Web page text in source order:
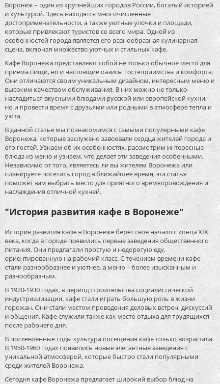
Воронеж – один из крупнейших городов России, богатый историей
и культурой. Здесь находятся многочисленные
достопримечательности, а также уютные улочки и площади,
которые привлекают туристов со всего мира. Одной из
особенностей города является его разнообразная кулинарная
сцена, включая множество уютных и стильных кафе.
Кафе Воронежа представляют собой не только обычное место для
приема пищи, но и настоящие оазисы гостеприимства и комфорта.
Они отличаются своим уникальным дизайном, интересным меню и
высоким качеством обслуживания. В них можно не только
насладиться вкусными блюдами русской или европейской кухни,
но и провести время с друзьями или родными в атмосфере тепла и
уюта.
В данной статье мы познакомимся с самыми популярными кафе
Воронежа, которые заслужено завоевали сердца жителей города и
его гостей. Узнаем об их особенностях, рассмотрим интересные
блюда из меню и узнаем, что делает эти заведения особенными.
Независимо от того, являетесь ли вы жителем Воронежа или
планируете посетить город в ближайшее время, эта статья
поможет вам выбрать место для приятного времяпровождения и
наслаждения отличной кухней.
"История развития кафе в Воронеже"
История развития кафе в Воронеже берет свое начало с конца XIX
века, когда в городе появились первые заведения общественного
питания. Они предлагали простую и недорогую еду,
ориентированную на рабочий класс. С течением времени кафе
стали разнообразнее и уютнее, а меню – более изысканным и
разнообразным.
В 1920-1930 годах, в период строительства социалистической
индустриализации, кафе стали играть большую роль в жизни
горожан. Они стали местом проведения деловых встреч, дискуссий
и общения. Кафе служили также как место отдыха для трудящихся
после рабочего дня.
В послевоенные годы культура посещения кафе только возрастала.
В 1950-1960 годах появились новые элегантные заведения с
уникальной атмосферой, которые быстро стали популярными
среди жителей Воронежа.
Сегодня кафе Воронежа предлагает широкий выбор блюд на